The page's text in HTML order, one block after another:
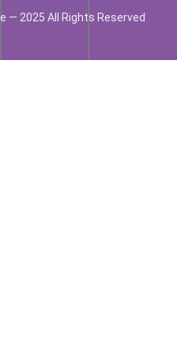
— 2025 All Rights Reserved